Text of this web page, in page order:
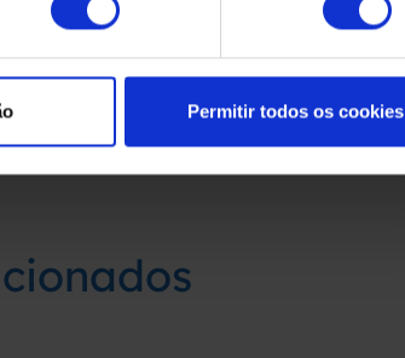
Permitir todos os cookies